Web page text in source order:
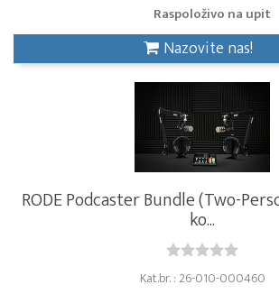
Raspoloživo na upit
Nazovite nas!
RODE Podcaster Bundle (Two-
ko...
Kat.br. : 26-010-000460